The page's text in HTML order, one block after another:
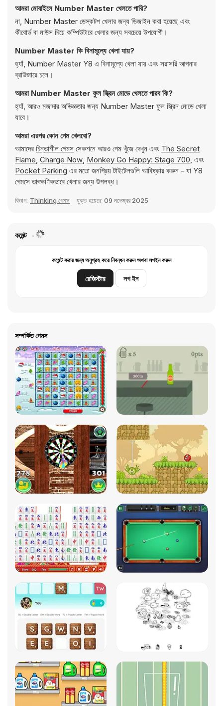
আমরা মোবাইলে Number Master খেলতে পারি?
না, Number Master ডেস্কটপ খেলার জন্য ডিজাইন করা হয়েছে এবং
কীবোর্ড বা মাউস দিয়ে কম্পিউটারে খেলার জন্য সবচেয়ে উপযোগী।
Number Master কি বিনামূল্যে খেলা যায়?
হ্যাঁ, Number Master Y8 এ বিনামূল্যে খেলা যায় এবং সরাসরি আপনার
ব্রাউজারে চলে।
আমরা Number Master ফুল স্ক্রিন মোডে খেলতে পারব কি?
হ্যাঁ, আরও মজাদার অভিজ্ঞতার জন্য Number Master ফুল স্ক্রিন মোডে খেলা
যাবে।
আমরা এরপর কোন গেম খেলবো?
আমাদের চিন্তাশীল গেমস সেকশনে আরও গেম খুঁজে দেখুন এবং The Secret
Flame, Charge Now, Monkey Go Happy: Stage 700, এবং
Pocket Parking এর মতো জনপ্রিয় টাইটেলগুলি আবিষ্কার করুন - যা Y8
গেমসে তাৎক্ষণিকভাবে খেলার জন্য উপলব্ধ।
বিভাগ: Thinking গেমস যুক্ত হয়েছে 09 নভেম্বর 2025
কমেন্ট
কমেন্ট করার জন্য অনুগ্রহ করে নিবন্ধন করুন অথবা লগইন করুন
রেজিস্টার লগ ইন
সম্পর্কিত গেমস